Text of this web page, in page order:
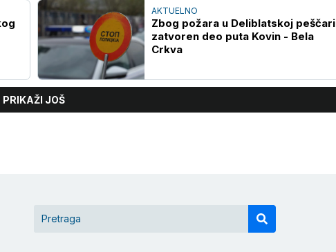
AKTUELNO
Zbog požara u Deliblatskoj peščari
zatvoren deo puta Kovin - Bela
Crkva
PRIKAŽI JOŠ